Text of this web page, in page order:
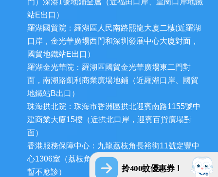
拎400蚊優惠券！
門）深港1號地鋪全層（近福田口岸、皇崗口岸地鐵
站E出口）
羅湖國貿院：羅湖區人民南路熙龍大廈二樓(近羅湖
口岸，金光華廣場西門和深圳發展中心大廈對面，
國貿地鐵站E出口）
羅湖金光華院：羅湖區國貿金光華廣場東二門對
面，南湖路凱利商業廣場地鋪（近羅湖口岸、國貿
地鐵站B出口）
珠海拱北院：珠海市香洲區拱北迎賓南路1155號中
建商業大廈15樓（近拱北口岸，迎賓百貨廣場對
面）
香港服務保障中心：九龍荔枝角長裕街11號定豐中
心1306室（荔枝角地鐵站A出口3分鐘，香港辦公室
暫不應診）